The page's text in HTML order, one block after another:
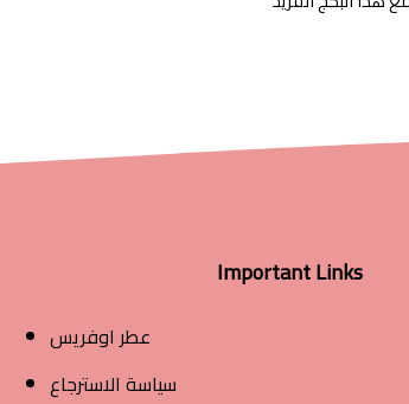
Important Links
عطر اوفريس
سياسة الاسترجاع